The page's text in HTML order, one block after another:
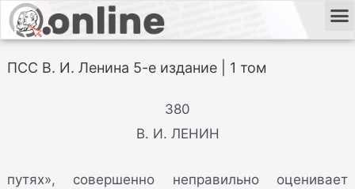
ПСС В. И. Ленина 5-е издание | 1 том
380
В. И. ЛЕНИН
путях», совершенно неправильно оценивает